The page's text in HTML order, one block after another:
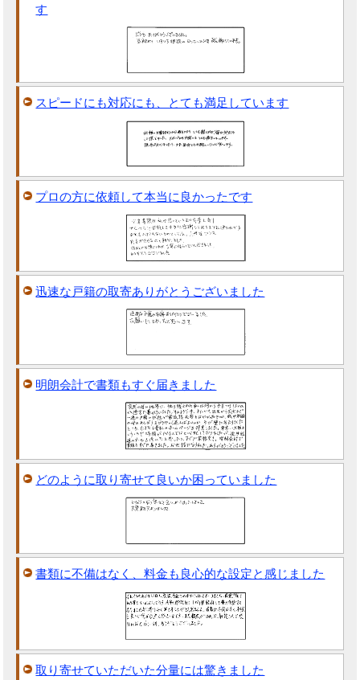
す
スピードにも対応にも、とても満足しています
プロの方に依頼して本当に良かったです
迅速な戸籍の取寄ありがとうございました
明朗会計で書類もすぐ届きました
どのように取り寄せて良いか困っていました
書類に不備はなく、料金も良心的な設定と感じました
取り寄せていただいた分量には驚きました